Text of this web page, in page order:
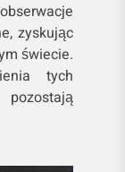
zyskując
świecie.
tych